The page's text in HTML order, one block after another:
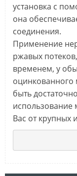
установка с
она
соединения.
Применение
ржавых
временем, у
оцинкованного
быть
использование
Вас от крупных